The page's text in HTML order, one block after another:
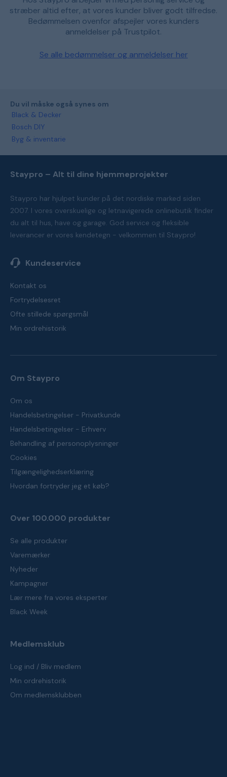
stræber altid efter, at vores kunder bliver godt tilfredse.
Bedømmelsen ovenfor afspejler vores kunders
anmeldelser på Trustpilot.
Se alle bedømmelser og anmeldelser her
Du vil måske også synes om
Black & Decker
Bosch DIY
Byg & inventarie
Staypro – Alt til dine hjemmeprojekter
Staypro har hjulpet kunder på det nordiske marked siden
2007. I vores overskuelige og letnavigerede onlinebutik finder
du alt til hus, have og garage. God service og fleksible
leverancer er vores kendetegn - velkommen til Staypro!
Kundeservice
Kontakt os
Fortrydelsesret
Ofte stillede spørgsmål
Min ordrehistorik
Om Staypro
Om os
Handelsbetingelser - Privatkunde
Handelsbetingelser - Erhverv
Behandling af personoplysninger
Cookies
Tilgængelighedserklæring
Hvordan fortryder jeg et køb?
Over 100.000 produkter
Se alle produkter
Varemærker
Nyheder
Kampagner
Lær mere fra vores eksperter
Black Week
Medlemsklub
Log ind / Bliv medlem
Min ordrehistorik
Om medlemsklubben